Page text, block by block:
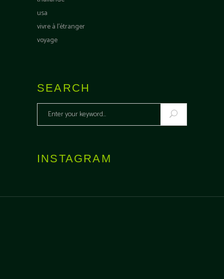
usa
vivre à l'étranger
voyage
SEARCH
Search
for:
INSTAGRAM